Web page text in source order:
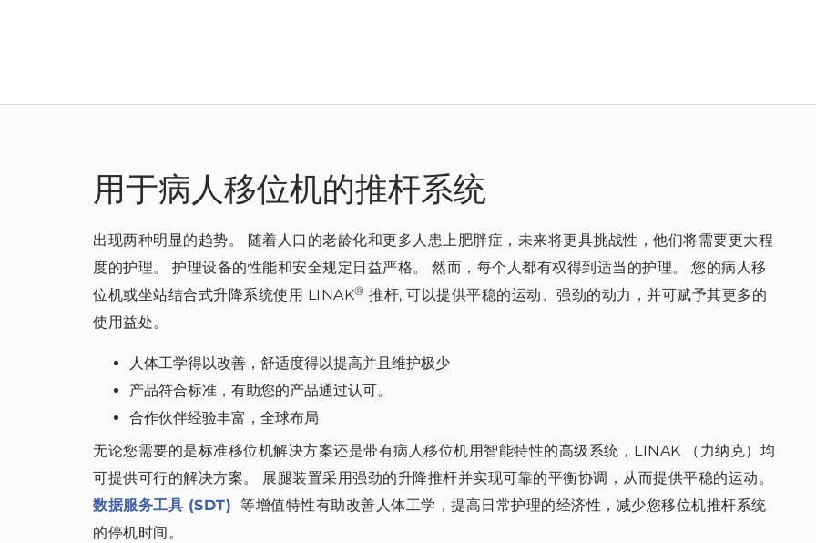
用于病人移位机的推杆系统
出现两种明显的趋势。 随着人口的老龄化和更多人患上肥胖症，未来将更具挑战性，他们将需要更大程
度的护理。 护理设备的性能和安全规定日益严格。 然而，每个人都有权得到适当的护理。 您的病人移
位机或坐站结合式升降系统使用 LINAK® 推杆, 可以提供平稳的运动、强劲的动力，并可赋予其更多的
使用益处。
人体工学得以改善，舒适度得以提高并且维护极少
产品符合标准，有助您的产品通过认可。
合作伙伴经验丰富，全球布局
无论您需要的是标准移位机解决方案还是带有病人移位机用智能特性的高级系统，LINAK （力纳克）均
可提供可行的解决方案。 展腿装置采用强劲的升降推杆并实现可靠的平衡协调，从而提供平稳的运动。
数据服务工具 (SDT) 等增值特性有助改善人体工学，提高日常护理的经济性，减少您移位机推杆系统
的停机时间。